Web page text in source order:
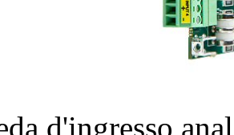
d'ingresso